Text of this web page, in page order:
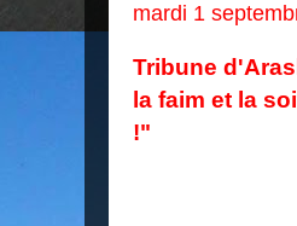
mardi 1
Tribune
la faim et la
!"